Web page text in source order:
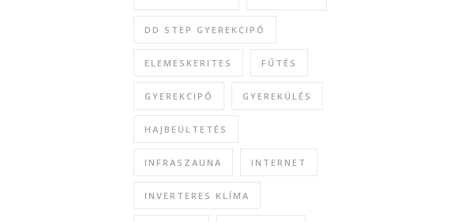
DD STEP GYEREKCIPŐ
ELEMESKERITES FŰTÉS
GYEREKCIPŐ GYEREKÜLÉS
HAJBEÜLTETÉS
INFRASZAUNA INTERNET
INVERTERES KLÍMA